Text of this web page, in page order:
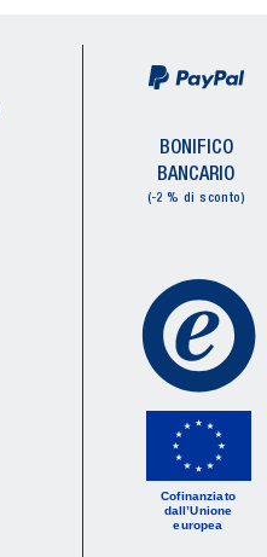
BONIFICO
BANCARIO
(-2 % di sconto)
Cofinanziato
dall’Unione
europea